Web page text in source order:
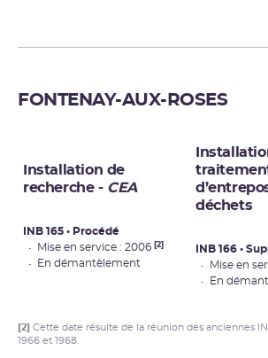
FONTENAY-AUX-ROSES
Installation de
recherche - CEA
INB 165 • Procédé
• Mise en service : 2006
[2]
• En démantèlement
déchets
INB 166 •
• Mise en
• En
[2] Cette date résulte de la réunion des anciennes
1966 et 1968.